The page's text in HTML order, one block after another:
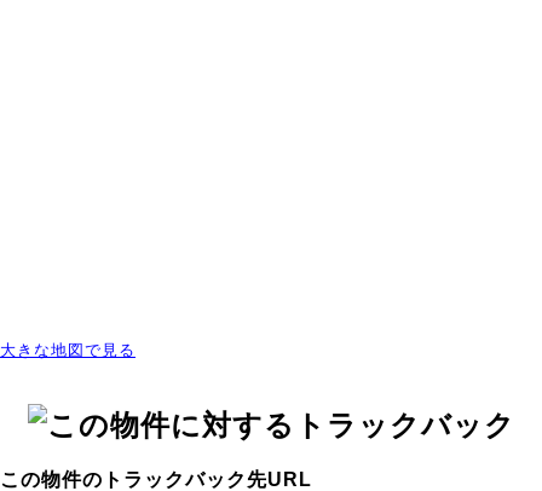
大きな地図で見る
この物件のトラックバック先URL